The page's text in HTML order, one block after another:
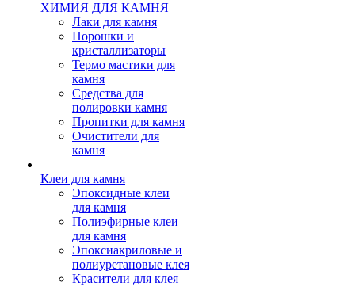
ХИМИЯ ДЛЯ КАМНЯ
Лаки для камня
Порошки и
кристаллизаторы
Термо мастики для
камня
Средства для
полировки камня
Пропитки для камня
Очистители для
камня
Клеи для камня
Эпоксидные клеи
для камня
Полиэфирные клеи
для камня
Эпоксиакриловые и
полиуретановые клея
Красители для клея